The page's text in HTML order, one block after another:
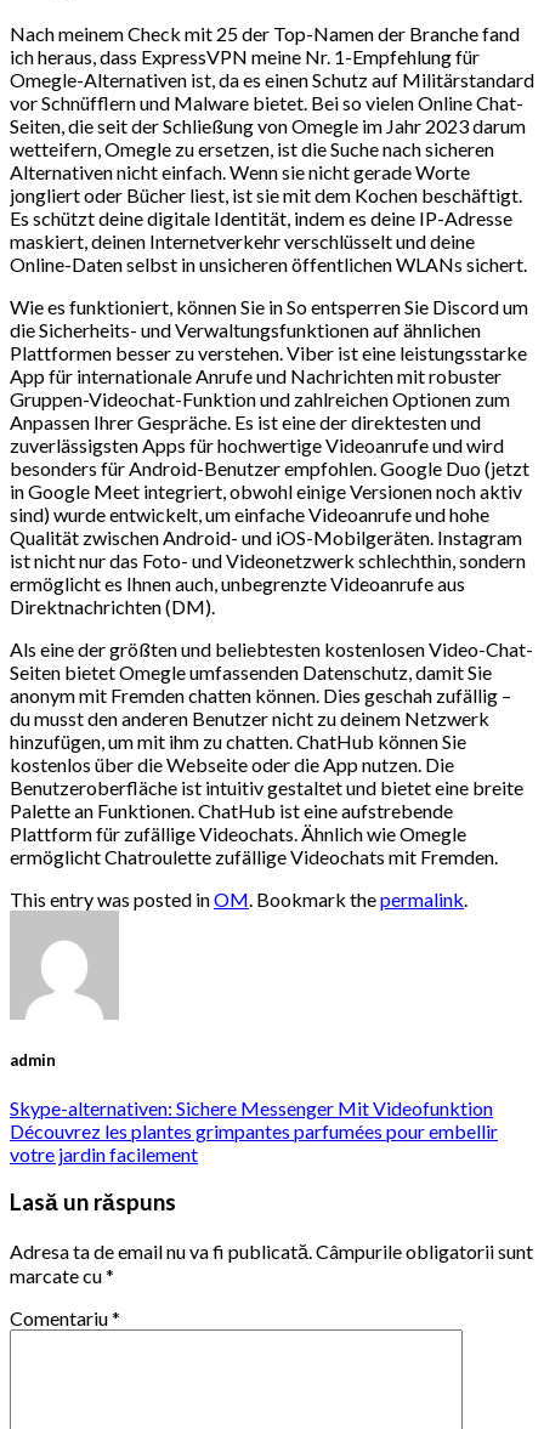
Nach meinem Check mit 25 der Top-Namen der Branche fand
ich heraus, dass ExpressVPN meine Nr. 1-Empfehlung für
Omegle-Alternativen ist, da es einen Schutz auf Militärstandard
vor Schnüfflern und Malware bietet. Bei so vielen Online Chat-
Seiten, die seit der Schließung von Omegle im Jahr 2023 darum
wetteifern, Omegle zu ersetzen, ist die Suche nach sicheren
Alternativen nicht einfach. Wenn sie nicht gerade Worte
jongliert oder Bücher liest, ist sie mit dem Kochen beschäftigt.
Es schützt deine digitale Identität, indem es deine IP-Adresse
maskiert, deinen Internetverkehr verschlüsselt und deine
Online-Daten selbst in unsicheren öffentlichen WLANs sichert.
Wie es funktioniert, können Sie in So entsperren Sie Discord um
die Sicherheits- und Verwaltungsfunktionen auf ähnlichen
Plattformen besser zu verstehen. Viber ist eine leistungsstarke
App für internationale Anrufe und Nachrichten mit robuster
Gruppen-Videochat-Funktion und zahlreichen Optionen zum
Anpassen Ihrer Gespräche. Es ist eine der direktesten und
zuverlässigsten Apps für hochwertige Videoanrufe und wird
besonders für Android-Benutzer empfohlen. Google Duo (jetzt
in Google Meet integriert, obwohl einige Versionen noch aktiv
sind) wurde entwickelt, um einfache Videoanrufe und hohe
Qualität zwischen Android- und iOS-Mobilgeräten. Instagram
ist nicht nur das Foto- und Videonetzwerk schlechthin, sondern
ermöglicht es Ihnen auch, unbegrenzte Videoanrufe aus
Direktnachrichten (DM).
Als eine der größten und beliebtesten kostenlosen Video-Chat-
Seiten bietet Omegle umfassenden Datenschutz, damit Sie
anonym mit Fremden chatten können. Dies geschah zufällig –
du musst den anderen Benutzer nicht zu deinem Netzwerk
hinzufügen, um mit ihm zu chatten. ChatHub können Sie
kostenlos über die Webseite oder die App nutzen. Die
Benutzeroberfläche ist intuitiv gestaltet und bietet eine breite
Palette an Funktionen. ChatHub ist eine aufstrebende
Plattform für zufällige Videochats. Ähnlich wie Omegle
ermöglicht Chatroulette zufällige Videochats mit Fremden.
This entry was posted inOM. Bookmark thepermalink.
admin
Skype-alternativen: Sichere Messenger Mit Videofunktion
Découvrez les plantes grimpantes parfumées pour embellir
votre jardin facilement
Lasă un răspuns
Adresa ta de email nu va fi publicată. Câmpurile obligatorii sunt
marcate cu*
Comentariu*